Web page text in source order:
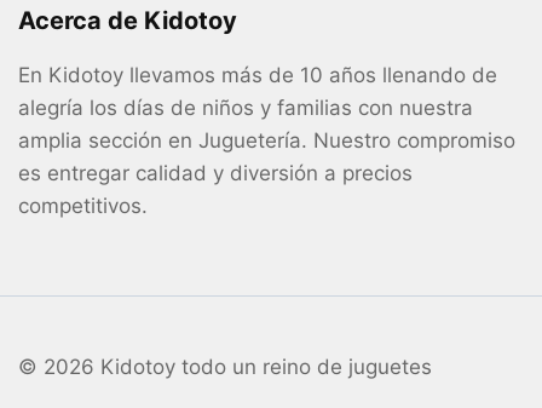
Acerca de Kidotoy
En Kidotoy llevamos más de 10 años llenando de
alegría los días de niños y familias con nuestra
amplia sección en Juguetería. Nuestro compromiso
es entregar calidad y diversión a precios
competitivos.
© 2026 Kidotoy todo un reino de juguetes